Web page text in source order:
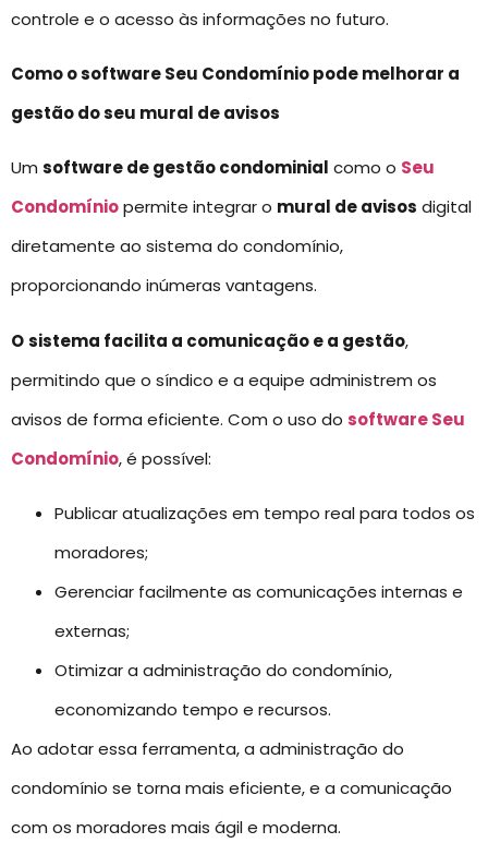
controle e o acesso às informações no futuro.
Como o software Seu Condomínio pode melhorar a
gestão do seu mural de avisos
Um software de gestão condominial como o Seu
Condomíniopermite integrar o mural de avisos digital
diretamente ao sistema do condomínio,
proporcionando inúmeras vantagens.
Osistema facilita a comunicação e a gestão,
permitindo que o síndico e a equipe administrem os
avisos de forma eficiente. Com o uso do software Seu
Condomínio, é possível:
Publicar atualizações em tempo real para todos os
moradores;
Gerenciar facilmente as comunicações internas e
externas;
Otimizar a administração do condomínio,
economizando tempo e recursos.
Ao adotar essa ferramenta, a administração do
condomínio se torna mais eficiente, e a comunicação
com os moradores mais ágil e moderna.